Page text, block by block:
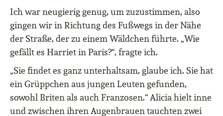
Ich war neugierig genug, um zuzustimmen, also
gingen wir in Richtung des Fußwegs in der Nähe
der Straße, der zu einem Wäldchen führte. „Wie
gefällt es Harriet in Paris?“, fragte ich.
„Sie findet es ganz unterhaltsam, glaube ich. Sie hat
ein Grüppchen aus jungen Leuten gefunden,
sowohl Briten als auch Franzosen.“ Alicia hielt inne
und zwischen ihren Augenbrauen tauchten zwei